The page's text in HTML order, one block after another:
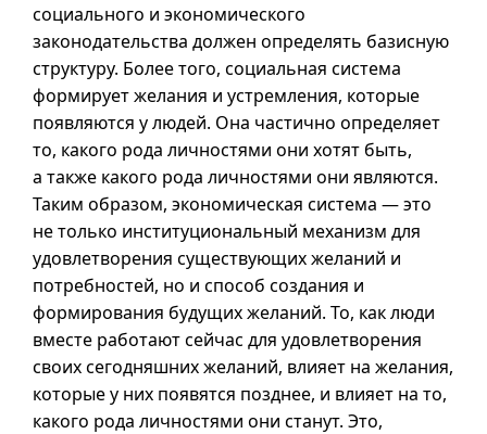
социального и экономического
законодательства должен определять базисную
структуру. Более того, социальная система
формирует желания и устремления, которые
появляются у людей. Она частично определяет
то, какого рода личностями они хотят быть,
а также какого рода личностями они являются.
Таким образом, экономическая система — это
не только институциональный механизм для
удовлетворения существующих желаний и
потребностей, но и способ создания и
формирования будущих желаний. То, как люди
вместе работают сейчас для удовлетворения
своих сегодняшних желаний, влияет на желания,
которые у них появятся позднее, и влияет на то,
какого рода личностями они станут. Это,